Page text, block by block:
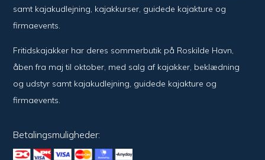
samt kajakudlejning, kajakkurser, guidede kajakture og
firmaevents.
Fritidskajakker har deres sommerbutik på Roskilde Havn,
åben fra maj til oktober, med salg af kajakker, beklædning
og udstyr samt kajakudlejning, guidede kajakture og
firmaevents.
Betalingsmuligheder: